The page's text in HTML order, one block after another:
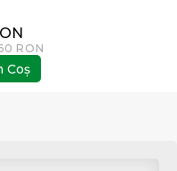
RON
Coş